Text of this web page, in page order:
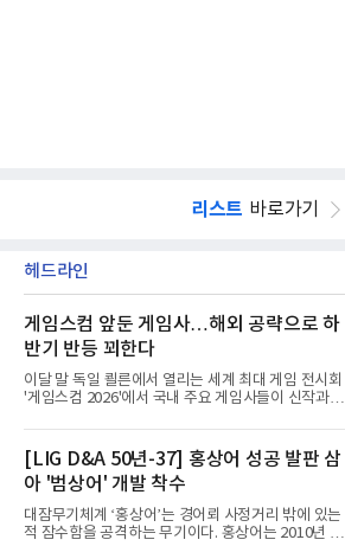
리스트 바로가기
헤드라인
게임스컴 앞둔 게임사…해외 공략으로 하
반기 반등 꾀한다
이달 말 독일 쾰른에서 열리는 세계 최대 게임 전시회
'게임스컴 2026'에서 국내 주요 게임사들이 신작과 글
체별로 엇갈린 가운데 하반기 신작 흥행과 해외 시장
성과가 실적을 좌우할 핵심 변수로 떠오르고 있다.8일
업계에 따르면 올해 상반기 게임업계는 기업별 성적
표가 크게 갈렸다. 대표적으로 크래프톤은 'PUBG: 배
틀그라운드'의 안정적인 성장에 힘입어 상반기 연결
기준 매출 2조6616억원, 영업이익 9725억원으로 역
대 최대 실적을 기록했다. 엔씨도 올해 출시한 '아이온
[LIG D&A 50년-37] 홍상어 성공 발판 삼
아 '범상어' 개발 착수
대잠무기체계 ‘홍상어’는 경어뢰 사정거리 밖에 있는
적 잠수함을 공격하는 무기이다. 홍상어는 2010년 넥